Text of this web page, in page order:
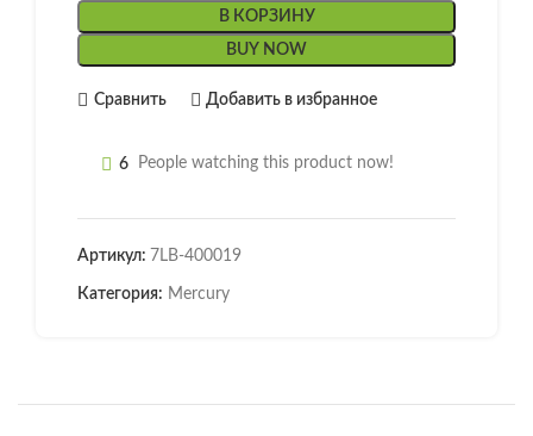
В КОРЗИНУ
BUY NOW
Сравнить Добавить в избранное
6 People watching this product now!
Артикул: 7LB-400019
Категория: Mercury